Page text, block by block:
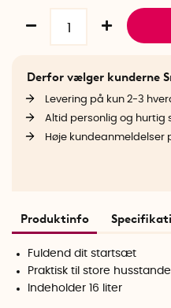
Derfor vælger kunderne
Levering på kun 2-3
Altid personlig og hurtig
Høje kundeanmeldelser
Produktinfo
Fuldend dit startsæt
Praktisk til store husstande
Indeholder 16 liter